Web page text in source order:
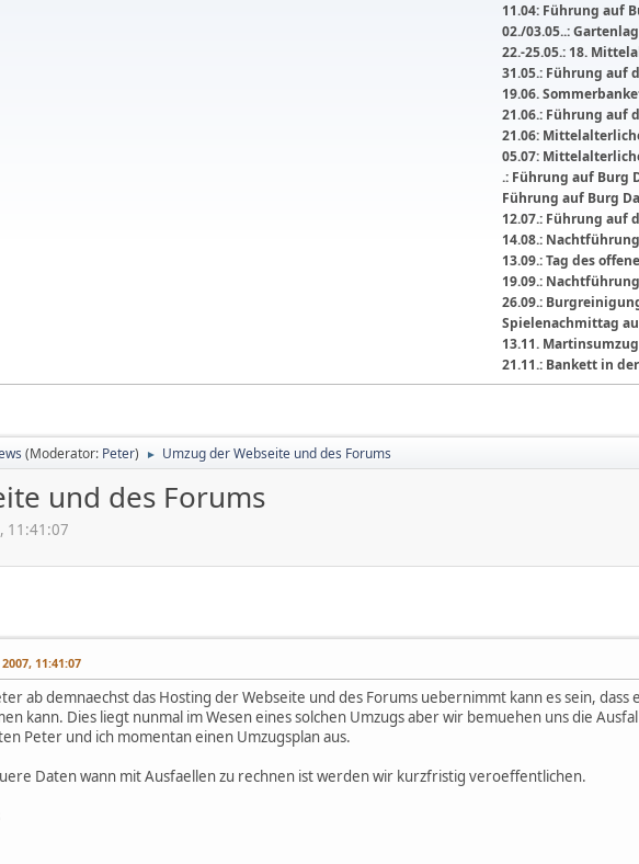
11.04: Führung auf
02./03.05..:
22.-25.05.: 18.
31.05.: Führung auf
19.06.
21.06.: Führung auf
21.06:
05.07:
.: Führung auf Burg
Führung auf Burg
12.07.: Führung auf
14.08.:
13.09.: Tag des
19.09.:
26.09.:
Spielenachmittag
13.11.
21.11.: Bankett in
(Moderator: Peter) ► Umzug der Webseite und des Forums
und des Forums
11:41:07
11:41:07
ab demnaechst das Hosting der Webseite und des Forums uebernimmt kann es sein,
kann. Dies liegt nunmal im Wesen eines solchen Umzugs aber wir bemuehen uns die
Peter und ich momentan einen Umzugsplan aus.
Daten wann mit Ausfaellen zu rechnen ist werden wir kurzfristig veroeffentlichen.